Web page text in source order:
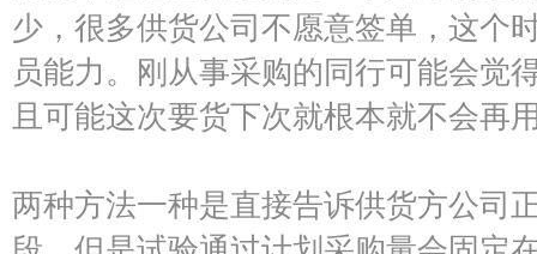
少，很多供货公司不愿意签单，这个
员能力。刚从事采购的同行可能会觉
且可能这次要货下次就根本就不会再
两种方法一种是直接告诉供货方公司